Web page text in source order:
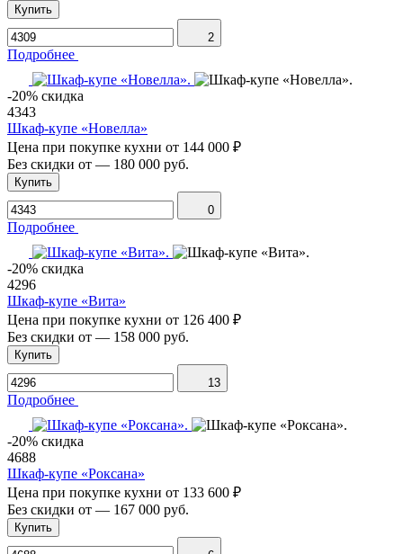
Купить
2
Подробнее
-20% скидка
4343
Шкаф-купе «Новелла»
Цена при покупке кухни от 144 000 ₽
Без скидки от — 180 000 руб.
Купить
0
Подробнее
-20% скидка
4296
Шкаф-купе «Вита»
Цена при покупке кухни от 126 400 ₽
Без скидки от — 158 000 руб.
Купить
13
Подробнее
-20% скидка
4688
Шкаф-купе «Роксана»
Цена при покупке кухни от 133 600 ₽
Без скидки от — 167 000 руб.
Купить